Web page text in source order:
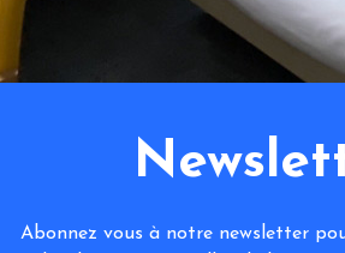
Abonnez vous à notre newsletter